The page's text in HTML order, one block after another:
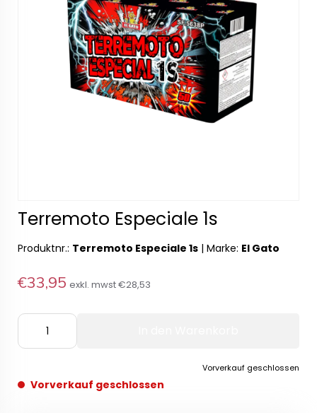
Terremoto Especiale 1s
Produktnr.: Terremoto Especiale 1s | Marke: El Gato
€33,95 exkl. mwst€28,53
Vorverkauf geschlossen
Vorverkauf geschlossen